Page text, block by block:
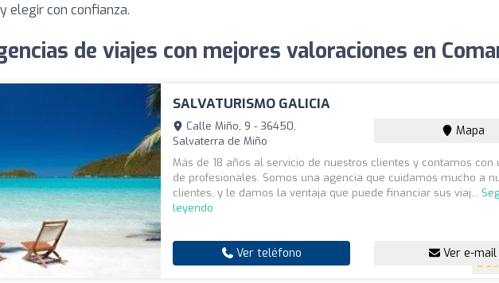
elegir con confianza.
de viajes con mejores valoraciones en
SALVATURISMO GALICIA
3.9
Calle Miño, 9 - 36450,
Salvaterra de Miño
Mapa
Más de 18 años al servicio de nuestros clientes y contamos con
de profesionales. Somos una agencia que cuidamos mucho a
clientes, y le damos la ventaja que puede financiar sus viaj...
leyendo
Ver teléfono Ver e-mail